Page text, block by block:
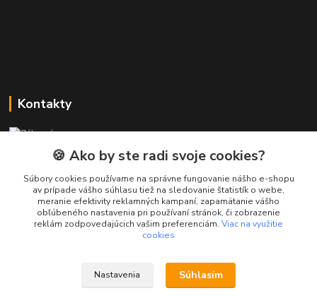
Kontakty
+421 911 010 560
Po-Pia, 13-17 hod.
info@presmartfon.sk
🍪 Ako by ste radi svoje cookies?
Súbory cookies používame na správne fungovanie nášho e-shopu
av prípade vášho súhlasu tiež na sledovanie štatistík o webe,
meranie efektivity reklamných kampaní, zapamätanie vášho
obľúbeného nastavenia pri používaní stránok, či zobrazenie
reklám zodpovedajúcich vašim preferenciám. Viac na využitie
cookies
Nastavenia Súhlasím